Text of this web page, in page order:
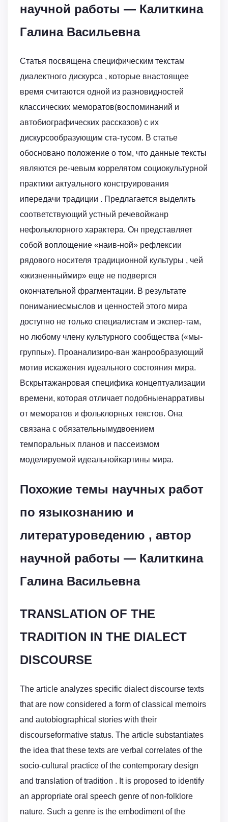
научной работы — Калиткина
Галина Васильевна
Статья посвящена специфическим текстам
диалектного дискурса , которые внастоящее
время считаются одной из разновидностей
классических меморатов(воспоминаний и
автобиографических рассказов) с их
дискурсообразующим ста-тусом. В статье
обосновано положение о том, что данные тексты
являются ре-чевым коррелятом социокультурной
практики актуального конструирования
ипередачи традиции . Предлагается выделить
соответствующий устный речевойжанр
нефольклорного характера. Он представляет
собой воплощение «наив-ной» рефлексии
рядового носителя традиционной культуры , чей
«жизненныймир» еще не подвергся
окончательной фрагментации. В результате
пониманиесмыслов и ценностей этого мира
доступно не только специалистам и экспер-там,
но любому члену культурного сообщества («мы-
группы»). Проанализиро-ван жанрообразующий
мотив искажения идеального состояния мира.
Вскрытажанровая специфика концептуализации
времени, которая отличает подобныенарративы
от меморатов и фольклорных текстов. Она
связана с обязательнымудвоением
темпоральных планов и пассеизмом
моделируемой идеальнойкартины мира.
Похожие темы научных работ
по языкознанию и
литературоведению , автор
научной работы — Калиткина
Галина Васильевна
TRANSLATION OF THE
TRADITION IN THE DIALECT
DISCOURSE
The article analyzes specific dialect discourse texts
that are now considered a form of classical memoirs
and autobiographical stories with their
discourseformative status. The article substantiates
the idea that these texts are verbal correlates of the
socio-cultural practice of the contemporary design
and translation of tradition . It is proposed to identify
an appropriate oral speech genre of non-folklore
nature. Such a genre is the embodiment of the